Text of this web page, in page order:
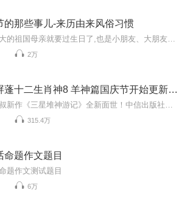
的那些事儿-来历由来风俗习惯
2万
小猪屏蓬十二生肖神8 羊神篇国庆节开始更新啦！
315.4万
命题作文题目
题作文测试题目
6万